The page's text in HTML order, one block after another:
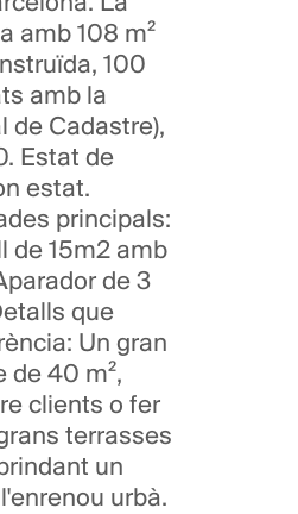
amb 108 m²
100
amb la
de Cadastre),
Estat de
estat.
principals:
de 15m2 amb
de 3
que
Un gran
de 40 m²,
clients o fer
terrasses
un
urbà.